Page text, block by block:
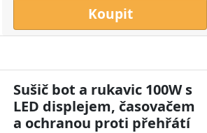
Koupit
Sušič bot a rukavic 100W s
LED displejem, časovačem
a ochranou proti přehřátí